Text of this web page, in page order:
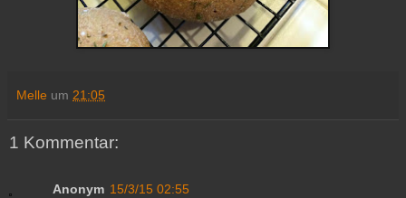
Melle um 21:05
1 Kommentar:
Anonym 15/3/15 02:55